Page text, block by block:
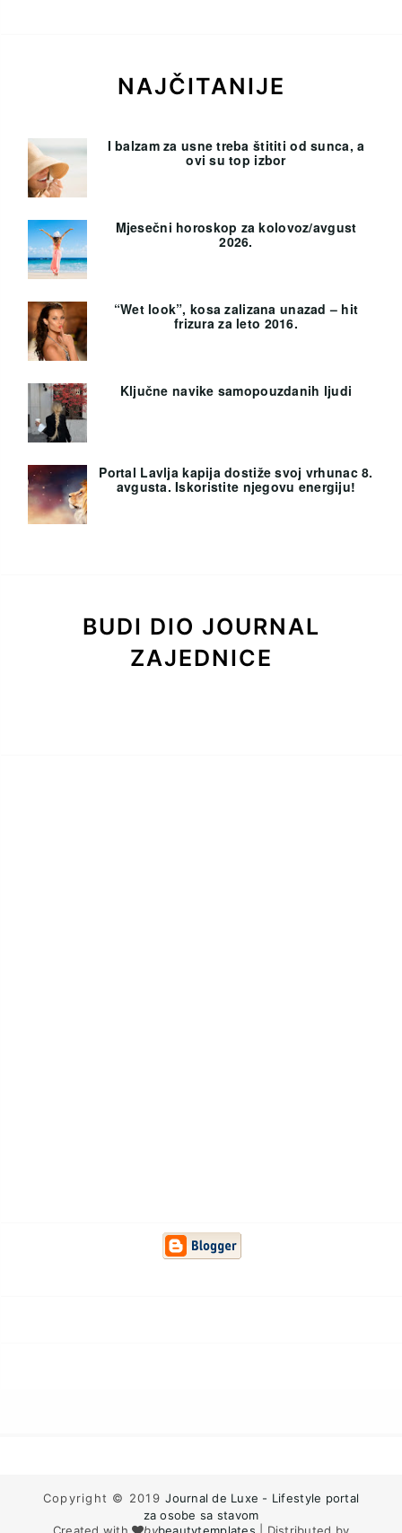
NAJČITANIJE
I balzam za usne treba štititi od sunca, a
ovi su top izbor
Mjesečni horoskop za kolovoz/avgust
2026.
“Wet look”, kosa zalizana unazad – hit
frizura za leto 2016.
Ključne navike samopouzdanih ljudi
Portal Lavlja kapija dostiže svoj vrhunac 8.
avgusta. Iskoristite njegovu energiju!
BUDI DIO JOURNAL
ZAJEDNICE
Copyright © 2019Journal de Luxe - Lifestyle portal
za osobe sa stavom
Created with
bybeautytemplates | Distributed by